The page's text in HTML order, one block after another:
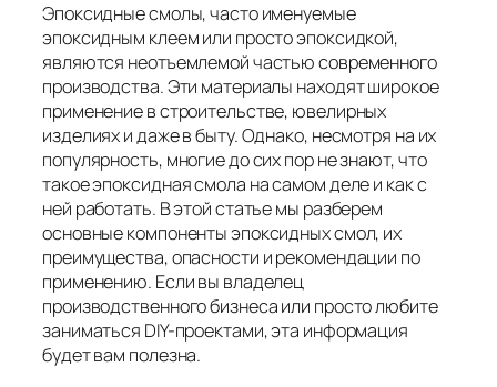
Эпоксидные смолы, часто именуемые
эпоксидным клеем или просто эпоксидкой,
являются неотъемлемой частью современного
производства. Эти материалы находят широкое
применение в строительстве, ювелирных
изделиях и даже в быту. Однако, несмотря на их
популярность, многие до сих пор не знают, что
такое эпоксидная смола на самом деле и как с
ней работать. В этой статье мы разберем
основные компоненты эпоксидных смол, их
преимущества, опасности и рекомендации по
применению. Если вы владелец
производственного бизнеса или просто любите
заниматься DIY-проектами, эта информация
будет вам полезна.